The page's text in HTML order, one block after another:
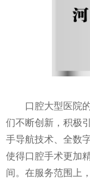
口腔大型医院
们不断创新，积极
手导航技术、全数
使得口腔手术更加
间。在服务范围上